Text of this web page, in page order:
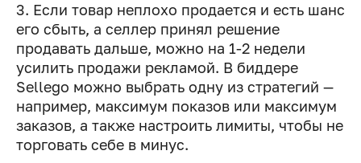
3. Если товар неплохо продается и есть шанс
его сбыть, а селлер принял решение
продавать дальше, можно на 1-2 недели
усилить продажи рекламой. В биддере
Sellego можно выбрать одну из стратегий —
например, максимум показов или максимум
заказов, а также настроить лимиты, чтобы не
торговать себе в минус.